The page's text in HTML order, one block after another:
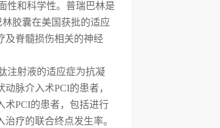
性和科学性。普瑞巴林是
胶囊在美国获批的适应
及脊髓损伤相关的神经
注射液的适应症为抗凝
脉介入术PCI的患者，
术PCI的患者，包括进行
疗的联合终点发生率。